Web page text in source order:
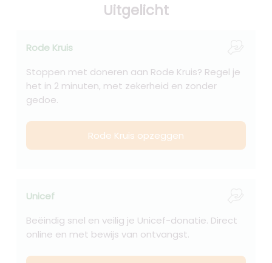
Uitgelicht
Rode Kruis
Stoppen met doneren aan Rode Kruis? Regel je
het in 2 minuten, met zekerheid en zonder
gedoe.
Rode Kruis opzeggen
Unicef
Beëindig snel en veilig je Unicef-donatie. Direct
online en met bewijs van ontvangst.